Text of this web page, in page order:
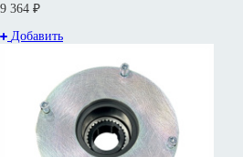
9 364 ₽
Добавить